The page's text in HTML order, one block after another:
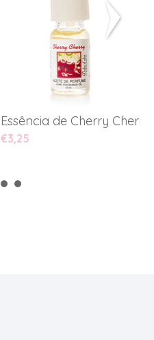
Essência de Cherry Cherry
€3,25